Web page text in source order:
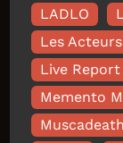
LADLO
Les
Live Report
Memento
Muscadeath